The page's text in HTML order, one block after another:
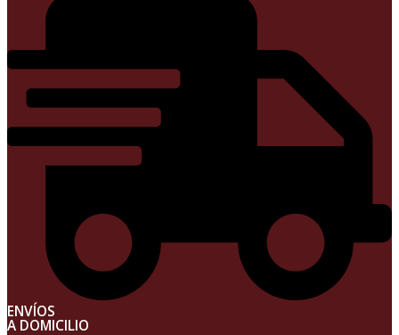
ENVÍOS
A DOMICILIO